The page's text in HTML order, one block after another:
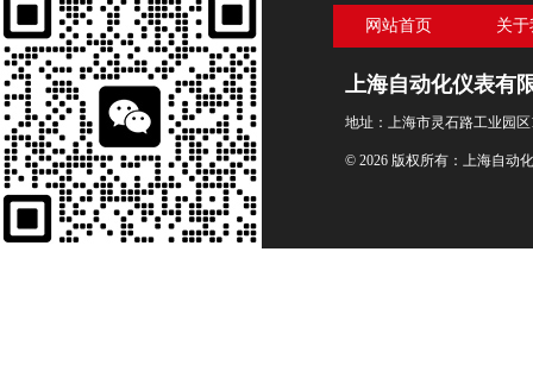
网站首页 关
上海自动化仪表有
地址：上海市灵石路工业园区
© 2026 版权所有：上海自动